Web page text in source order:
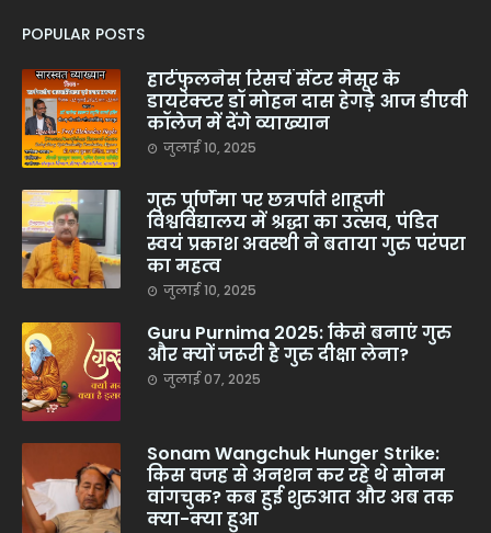
POPULAR POSTS
हार्टफुलनेस रिसर्च सेंटर मैसूर के
डायरेक्टर डॉ मोहन दास हेगड़े आज डीएवी
कॉलेज में देंगे व्याख्यान
जुलाई 10, 2025
गुरु पूर्णिमा पर छत्रपति शाहूजी
विश्वविद्यालय में श्रद्धा का उत्सव, पंडित
स्वयं प्रकाश अवस्थी ने बताया गुरु परंपरा
का महत्व
जुलाई 10, 2025
Guru Purnima 2025: किसे बनाएं गुरु
और क्यों जरूरी है गुरु दीक्षा लेना?
जुलाई 07, 2025
Sonam Wangchuk Hunger Strike:
किस वजह से अनशन कर रहे थे सोनम
वांगचुक? कब हुई शुरुआत और अब तक
क्या-क्या हुआ